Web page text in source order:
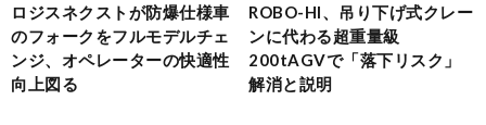
ロジスネクストが防爆仕様車
のフォークをフルモデルチェ
ンジ、オペレーターの快適性
向上図る
ROBO-HI、吊り下げ式クレー
ンに代わる超重量級
200tAGVで「落下リスク」
解消と説明